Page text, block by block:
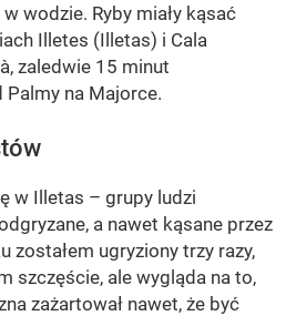
wodzie. Ryby miały kąsać
Illetes (Illetas) i Cala
zaledwie 15 minut
Palmy na Majorce.
w Illetas – grupy ludzi
a nawet kąsane przez
zostałem ugryziony trzy razy,
szczęście, ale wygląda na to,
zażartował nawet, że być